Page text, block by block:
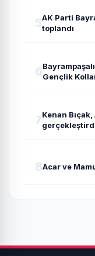
5AK Parti
toplandı
6Gençlik
7Kenan
8Acar ve